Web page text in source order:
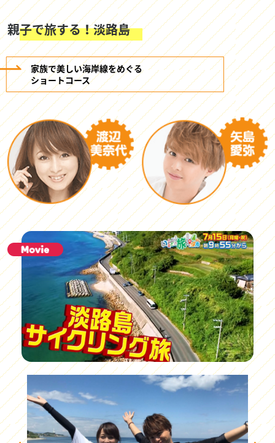
親子で旅する！淡路島
家族で美しい海岸線をめぐる
ショートコース